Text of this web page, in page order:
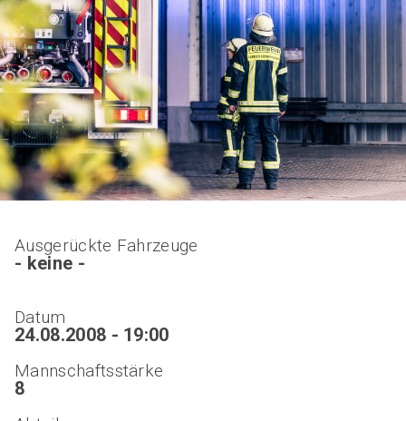
Ausgerückte Fahrzeuge
- keine -
Datum
24.08.2008 - 19:00
Mannschaftsstärke
8